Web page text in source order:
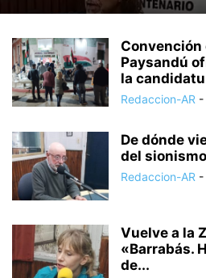
Convención
Paysandú
la
Redaccion-AR -
De dónde
del
Redaccion-AR -
Vuelve a la
«Barrabás.
de...